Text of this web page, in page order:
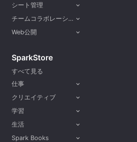
シート管理 expand_more
チームコラボレーション expand_more
Web公開 expand_more
SparkStore
すべて見る
仕事
expand_more
クリエイティブ expand_more
学習 expand_more
生活 expand_more
Spark Books expand_more